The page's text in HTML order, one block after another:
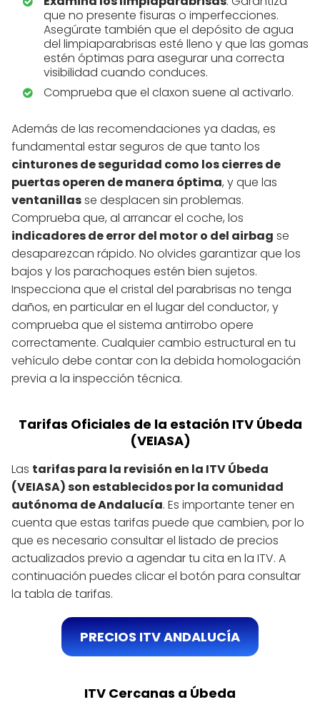
que no presente fisuras o imperfecciones.
Asegúrate también que el depósito de agua
del limpiaparabrisas esté lleno y que las gomas
estén óptimas para asegurar una correcta
visibilidad cuando conduces.
Comprueba que el claxon suene al activarlo.
Además de las recomendaciones ya dadas, es
fundamental estar seguros de que tanto los
cinturones de seguridad como los cierres de
puertas operen de manera óptima, y que las
ventanillasse desplacen sin problemas.
Comprueba que, al arrancar el coche, los
indicadores de error del motor o del airbag se
desaparezcan rápido. No olvides garantizar que los
bajos y los parachoques estén bien sujetos.
Inspecciona que el cristal del parabrisas no tenga
daños, en particular en el lugar del conductor, y
comprueba que el sistema antirrobo opere
correctamente. Cualquier cambio estructural en tu
vehículo debe contar con la debida homologación
previa a la inspección técnica.
Tarifas Oficiales de la estación ITV Úbeda
(VEIASA)
Las tarifas para la revisión en la ITV Úbeda
(VEIASA) son establecidos por la comunidad
autónoma de Andalucía. Es importante tener en
cuenta que estas tarifas puede que cambien, por lo
que es necesario consultar el listado de precios
actualizados previo a agendar tu cita en la ITV. A
continuación puedes clicar el botón para consultar
la tabla de tarifas.
PRECIOS ITV ANDALUCÍA
ITV Cercanas a Úbeda